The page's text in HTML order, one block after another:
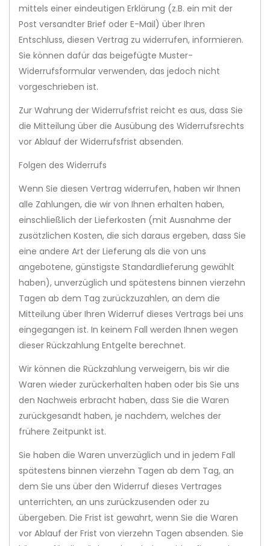
mittels einer eindeutigen Erklärung (z.B. ein mit der
Post versandter Brief oder E-Mail) über Ihren
Entschluss, diesen Vertrag zu widerrufen, informieren.
Sie können dafür das beigefügte Muster-
Widerrufsformular verwenden, das jedoch nicht
vorgeschrieben ist.
Zur Wahrung der Widerrufsfrist reicht es aus, dass Sie
die Mitteilung über die Ausübung des Widerrufsrechts
vor Ablauf der Widerrufsfrist absenden.
Folgen des Widerrufs
Wenn Sie diesen Vertrag widerrufen, haben wir Ihnen
alle Zahlungen, die wir von Ihnen erhalten haben,
einschließlich der Lieferkosten (mit Ausnahme der
zusätzlichen Kosten, die sich daraus ergeben, dass Sie
eine andere Art der Lieferung als die von uns
angebotene, günstigste Standardlieferung gewählt
haben), unverzüglich und spätestens binnen vierzehn
Tagen ab dem Tag zurückzuzahlen, an dem die
Mitteilung über Ihren Widerruf dieses Vertrags bei uns
eingegangen ist. In keinem Fall werden Ihnen wegen
dieser Rückzahlung Entgelte berechnet.
Wir können die Rückzahlung verweigern, bis wir die
Waren wieder zurückerhalten haben oder bis Sie uns
den Nachweis erbracht haben, dass Sie die Waren
zurückgesandt haben, je nachdem, welches der
frühere Zeitpunkt ist.
Sie haben die Waren unverzüglich und in jedem Fall
spätestens binnen vierzehn Tagen ab dem Tag, an
dem Sie uns über den Widerruf dieses Vertrages
unterrichten, an uns zurückzusenden oder zu
übergeben. Die Frist ist gewahrt, wenn Sie die Waren
vor Ablauf der Frist von vierzehn Tagen absenden. Sie